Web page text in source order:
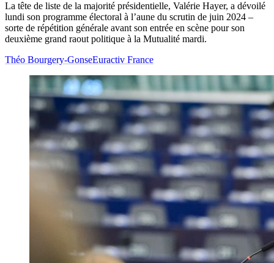
La tête de liste de la majorité présidentielle, Valérie Hayer, a dévoilé
lundi son programme électoral à l’aune du scrutin de juin 2024 –
sorte de répétition générale avant son entrée en scène pour son
deuxième grand raout politique à la Mutualité mardi.
Théo Bourgery-GonseEuractiv France